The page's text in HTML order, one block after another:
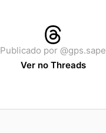
Publicado por @gps.sape
Ver no Threads